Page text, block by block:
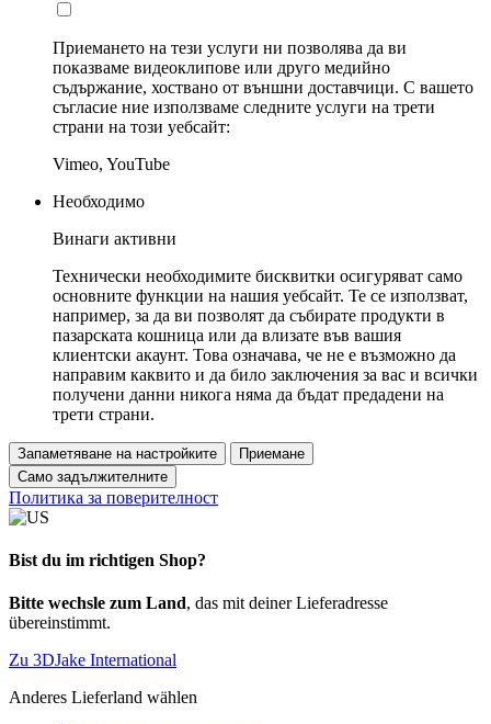
Приемането на тези услуги ни позволява да ви
показваме видеоклипове или друго медийно
съдържание, хоствано от външни доставчици. С вашето
съгласие ние използваме следните услуги на трети
страни на този уебсайт:
Vimeo, YouTube
Необходимо
Винаги активни
Технически необходимите бисквитки осигуряват само
основните функции на нашия уебсайт. Те се използват,
например, за да ви позволят да събирате продукти в
пазарската кошница или да влизате във вашия
клиентски акаунт. Това означава, че не е възможно да
направим каквито и да било заключения за вас и всички
получени данни никога няма да бъдат предадени на
трети страни.
Запаметяване на настройките
Приемане
Само задължителните
Политика за поверителност
Bist du im richtigen Shop?
Bitte wechsle zum Land, das mit deiner Lieferadresse
übereinstimmt.
Zu 3DJake International
Anderes Lieferland wählen